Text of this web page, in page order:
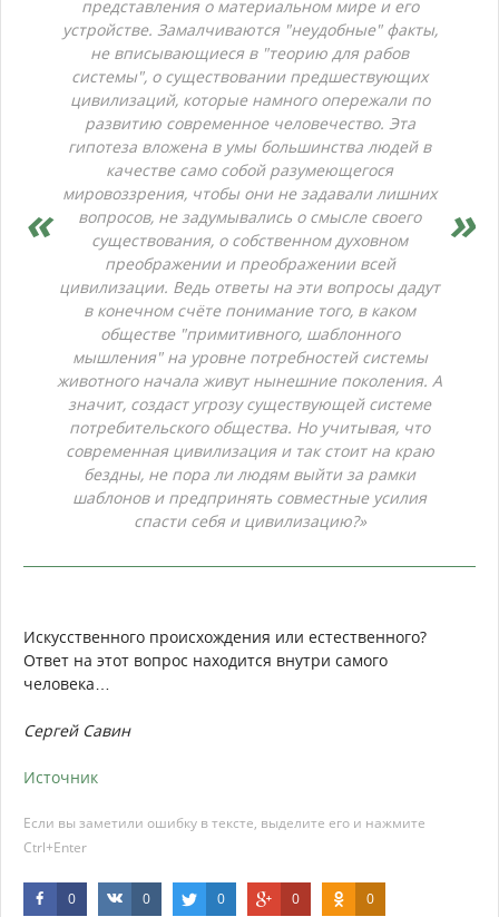
представления о материальном мире и его
устройстве. Замалчиваются "неудобные" факты,
не вписывающиеся в "теорию для рабов
системы", о существовании предшествующих
цивилизаций, которые намного опережали по
развитию современное человечество. Эта
гипотеза вложена в умы большинства людей в
качестве само собой разумеющегося
мировоззрения, чтобы они не задавали лишних
вопросов, не задумывались о смысле своего
существования, о собственном духовном
преображении и преображении всей
цивилизации. Ведь ответы на эти вопросы дадут
в конечном счёте понимание того, в каком
обществе "примитивного, шаблонного
мышления" на уровне потребностей системы
животного начала живут нынешние поколения. А
значит, создаст угрозу существующей системе
потребительского общества. Но учитывая, что
современная цивилизация и так стоит на краю
бездны, не пора ли людям выйти за рамки
шаблонов и предпринять совместные усилия
спасти себя и цивилизацию?»
Искусственного происхождения или естественного?
Ответ на этот вопрос находится внутри самого
человека…
Сергей Савин
Источник
Если вы заметили ошибку в тексте, выделите его и нажмите
Ctrl+Enter
0 0 0 0 0